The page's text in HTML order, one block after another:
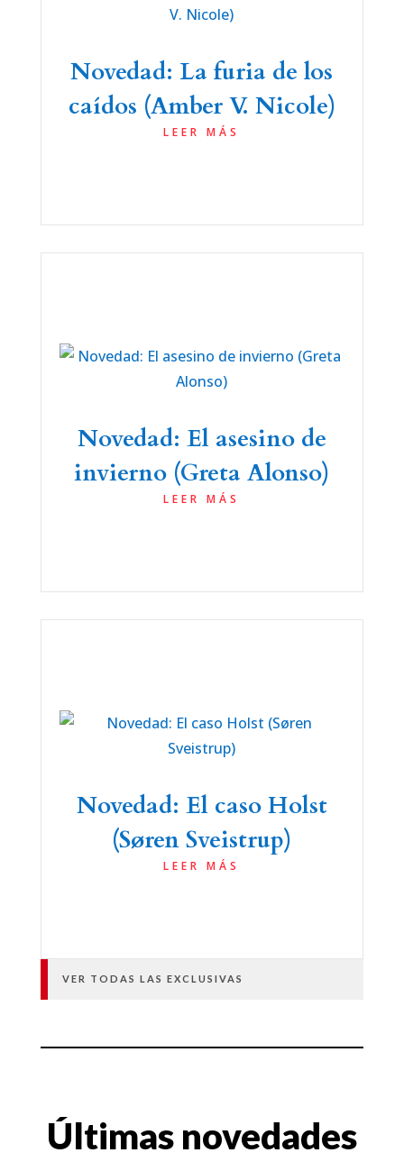
Novedad: La furia de los
caídos (Amber V. Nicole)
LEER MÁS
Novedad: El asesino de
invierno (Greta Alonso)
LEER MÁS
Novedad: El caso Holst
(Søren Sveistrup)
LEER MÁS
VER TODAS LAS EXCLUSIVAS
Últimas novedades